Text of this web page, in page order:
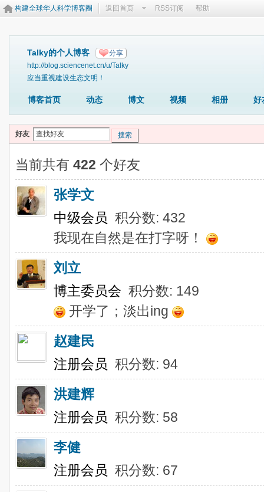
构建全球华人科学博客圈 返回首页 RSS订阅 帮助
Talky的个人博客 分享
http://blog.sciencenet.cn/u/Talky
应当重视建设生态文明！
博客首页 动态 博文 视频 相册 好
好友 搜索
当前共有 422 个好友
张学文
中级会员 积分数: 432
我现在自然是在打字呀！
刘立
博主委员会 积分数: 149
开学了；淡出ing
赵建民
注册会员 积分数: 94
洪建辉
注册会员 积分数: 58
李健
注册会员 积分数: 67